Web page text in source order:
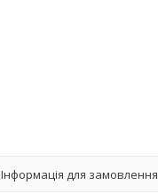
Інформація для замовлення